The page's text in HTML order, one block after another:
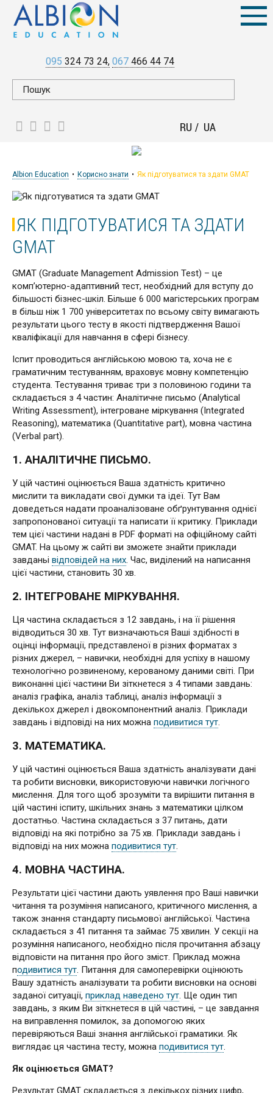
095 324 73 24 067 466 44 74
RU UA
Albion Education Корисно знати Як підготуватися та здати GMAT
ЯК ПІДГОТУВАТИСЯ ТА ЗДАТИ
GMAT
GMAT (Graduate Management Admission Test) – це
комп’ютерно-адаптивний тест, необхідний для вступу до
більшості бізнес-шкіл. Більше 6 000 магістерських програм
в більш ніж 1 700 університетах по всьому світу вимагають
результати цього тесту в якості підтвердження Вашої
кваліфікації для навчання в сфері бізнесу.
Іспит проводиться англійською мовою та, хоча не є
граматичним тестуванням, враховує мовну компетенцію
студента. Тестування триває три з половиною години та
складається з 4 частин: Аналітичне письмо (Analytical
Writing Assessment), інтегроване міркування (Integrated
Reasoning), математика (Quantitative part), мовна частина
(Verbal part).
1. АНАЛІТИЧНЕ ПИСЬМО.
У цій частині оцінюється Ваша здатність критично
мислити та викладати свої думки та ідеї. Тут Вам
доведеться надати проаналізоване обґрунтування однієї
запропонованої ситуації та написати її критику. Приклади
тем цієї частини надані в PDF форматі на офіційному сайті
GMAT. На цьому ж сайті ви зможете знайти приклади
завданьі відповідей на них. Час, виділений на написання
цієї частини, становить 30 хв.
2. ІНТЕГРОВАНЕ МІРКУВАННЯ.
Ця частина складається з 12 завдань, і на її рішення
відводиться 30 хв. Тут визначаються Ваші здібності в
оцінці інформації, представленої в різних форматах з
різних джерел, – навички, необхідні для успіху в нашому
технологічно розвиненому, керованому даними світі. При
виконанні цієї частини Ви зіткнетеся з 4 типами завдань:
аналіз графіка, аналіз таблиці, аналіз інформації з
декількох джерел і двокомпонентний аналіз. Приклади
завдань і відповіді на них можна подивитися тут.
3. МАТЕМАТИКА.
У цій частині оцінюється Ваша здатність аналізувати дані
та робити висновки, використовуючи навички логічного
мислення. Для того щоб зрозуміти та вирішити питання в
цій частині іспиту, шкільних знань з математики цілком
достатньо. Частина складається з 37 питань, дати
відповіді на які потрібно за 75 хв. Приклади завдань і
відповіді на них можна подивитися тут.
4. МОВНА ЧАСТИНА.
Результати цієї частини дають уявлення про Ваші навички
читання та розуміння написаного, критичного мислення, а
також знання стандарту письмової англійської. Частина
складається з 41 питання та займає 75 хвилин. У секції на
розуміння написаного, необхідно після прочитання абзацу
відповісти на питання про його зміст. Приклад можна
подивитися тут. Питання для самоперевірки оцінюють
Вашу здатність аналізувати та робити висновки на основі
заданої ситуації, приклад наведено тут. Ще один тип
завдань, з яким Ви зіткнетеся в цій частині, – це завдання
на виправлення помилок, за допомогою яких
перевіряються Ваші знання англійської граматики. Як
виглядає ця частина тесту, можна подивитися тут.
Як оцінюється GMAT?
Результат GMAT складається з декількох різних цифр,